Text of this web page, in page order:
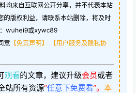
均来自互联网公开分享，并不代表本站
的版权利益，请联系本站删除，将及时
wuhei9或xywc89
意 【免责声明】
【用户服务及隐私协
观看的文章，建议升级会员或者
站所有资源“任意下免费看”。 本